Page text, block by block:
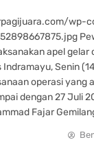
wp-
apel
Indramayu, Senin
operasi yang
dengan 27 Juli
Fajar